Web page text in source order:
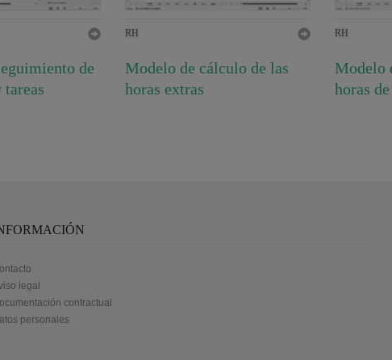
de
RH
Modelo de cálculo de las
horas extras
RH
Modelo
horas
legal
contractual
personales